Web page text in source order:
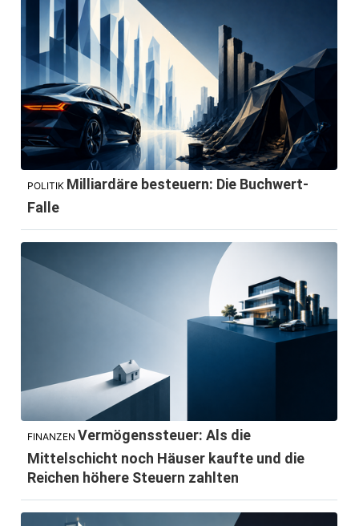
POLITIK Milliardäre besteuern: Die Buchwert-
Falle
FINANZEN Vermögenssteuer: Als die
Mittelschicht noch Häuser kaufte und die
Reichen höhere Steuern zahlten